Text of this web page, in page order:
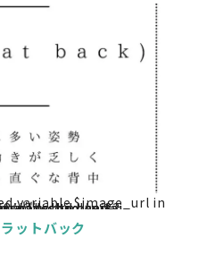
variable $image_url in
nadeshikoseitai-delight/category.phpon line32
ットバック